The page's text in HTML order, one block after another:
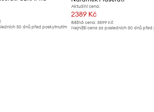
30 dnů před poskytnutím
Aktuální cena:
2389 Kč
Běžná cena: 3599 Kč
Nejnižší cena za posledních 30 dnů